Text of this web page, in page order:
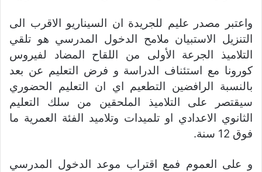
واعتبر مصدر عليم للجريدة ان السيناريو الاقرب الى
التنزيل الاستبيان ملامح الدخول المدرسي هو تلقي
التلاميذ الجرعة الأولى من اللقاح المضاد لفيروس
كورونا مع استئناف الدراسة و فرض التعليم عن بعد
بالنسبة الرافضين التطعيم اي ان التعليم الحضوري
سيقتصر على التلاميذ الملحقين من سلك التعليم
الثانوي الاعدادي او تلميدات وتلاميد الفئة العمرية ما
فوق 12 سنة.
و على العموم فمع اقتراب موعد الدخول المدرسي